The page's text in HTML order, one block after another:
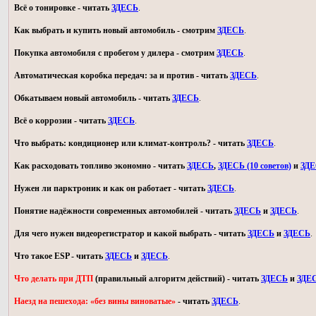
Всё о тонировке - читать ЗДЕСЬ.
Как выбрать и купить новый автомобиль - смотрим ЗДЕСЬ.
Покупка автомобиля с пробегом у дилера - смотрим ЗДЕСЬ.
Автоматическая коробка передач: за и против - читать ЗДЕСЬ.
Обкатываем новый автомобиль - читать ЗДЕСЬ.
Всё о коррозии - читать ЗДЕСЬ.
Что выбрать: кондиционер или климат-контроль? - читать ЗДЕСЬ.
Как расходовать топливо экономно - читать ЗДЕСЬ, ЗДЕСЬ (10 советов) и
Нужен ли парктроник и как он работает - читать ЗДЕСЬ.
Понятие надёжности современных автомобилей - читать ЗДЕСЬ и ЗДЕСЬ.
Для чего нужен видеорегистратор и какой выбрать - читать ЗДЕСЬ и ЗДЕСЬ.
Что такое ESP - читать ЗДЕСЬ и ЗДЕСЬ.
Что делать при ДТП (правильный алгоритм действий) - читать ЗДЕСЬ и
Наезд на пешехода: «без вины виноватые» - читать ЗДЕСЬ.